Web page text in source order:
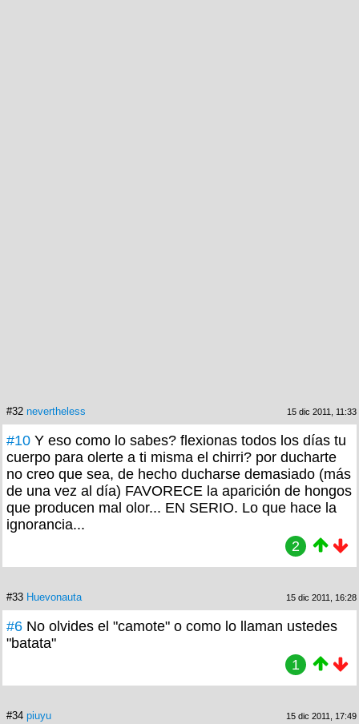
#32 nevertheless 15 dic 2011, 11:33
#10 Y eso como lo sabes? flexionas todos los días tu
cuerpo para olerte a ti misma el chirri? por ducharte
no creo que sea, de hecho ducharse demasiado (más
de una vez al día) FAVORECE la aparición de hongos
que producen mal olor... EN SERIO. Lo que hace la
ignorancia...
2
#33 Huevonauta 15 dic 2011, 16:28
#6 No olvides el "camote" o como lo llaman ustedes
"batata"
1
#34 piuyu 15 dic 2011, 17:49